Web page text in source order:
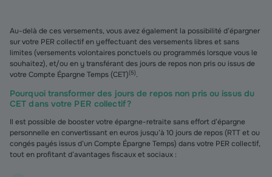
Au-delà de ces versements, vous avez également la possibilité d’épargner
sur votre PER collectif en y effectuant des versements libres et sans
limites (versements volontaires ponctuels ou programmés lorsque vous le
souhaitez), et/ou en y transférant des jours de repos non pris ou issus de
votre Compte Épargne Temps (CET)(5).
Pourquoi transformer des jours de repos non pris ou issus du
CET dans votre PER collectif ?
Il est possible de booster votre épargne-retraite sans effort d’épargne
personnelle en convertissant en euros jusqu’à 10 jours de repos (RTT et ou
congés payés issus d’un Compte Épargne Temps) dans votre PER collectif,
tout en profitant d’avantages fiscaux et sociaux :